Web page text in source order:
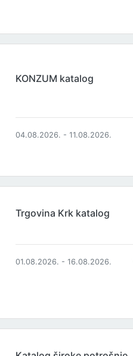
KONZUM katalog
04.08.2026. - 11.08.2026.
Trgovina Krk katalog
01.08.2026. - 16.08.2026.